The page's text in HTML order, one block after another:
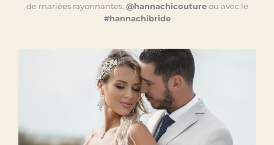
de mariées rayonnantes. @hannachicoutureou avec le
#hannachibride